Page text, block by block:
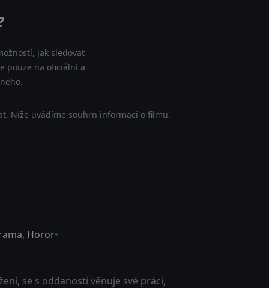
jak sledovat
pouze na oficiální a
Níže uvádíme souhrn informací o filmu.
, Horor
se s oddaností věnuje své práci,